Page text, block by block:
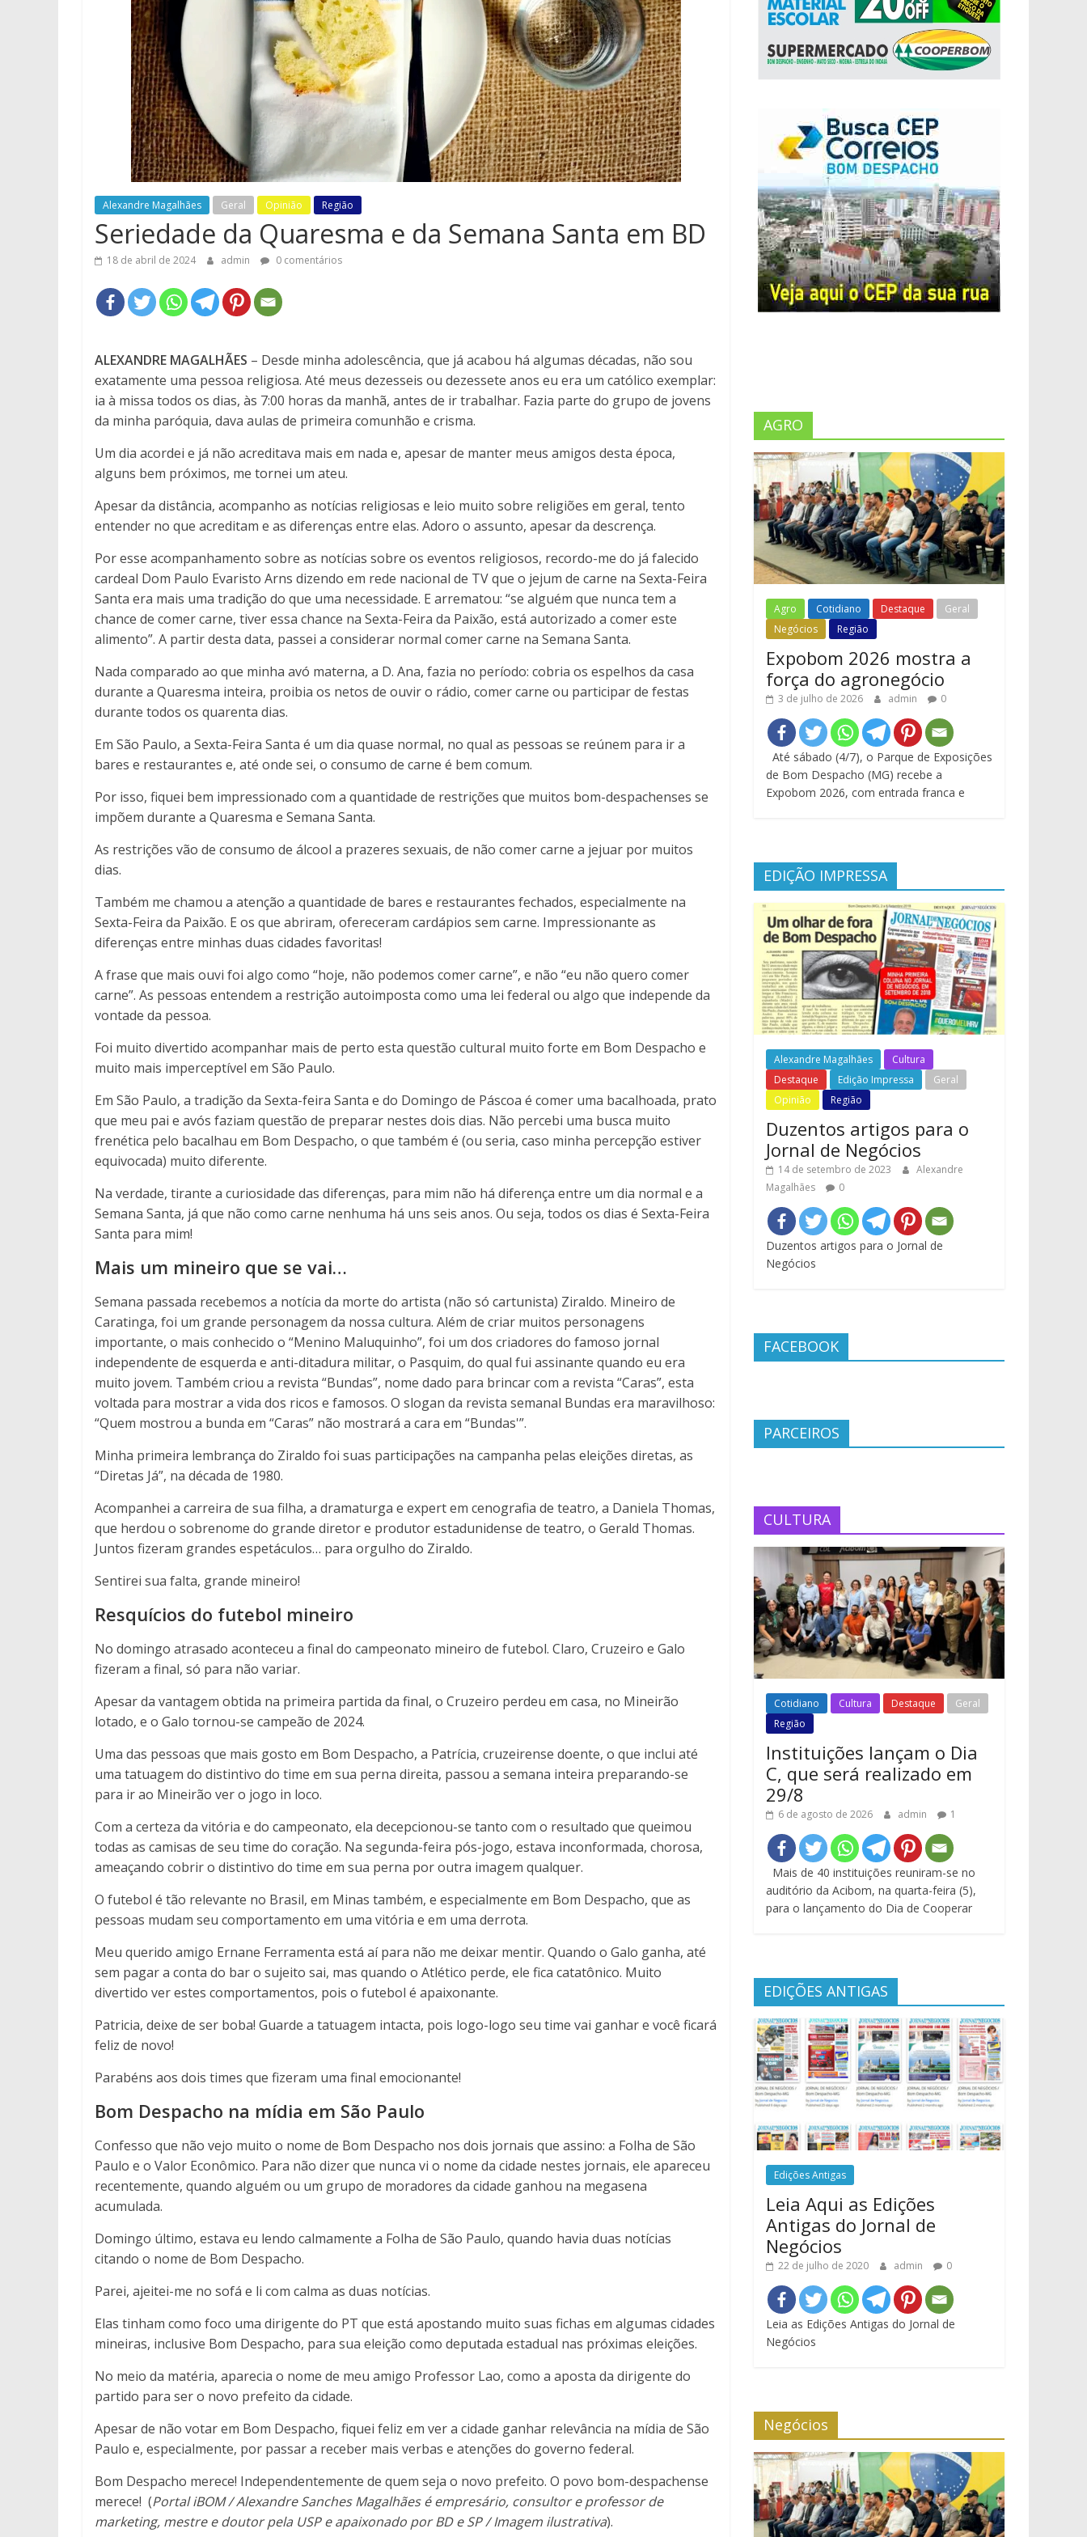
Alexandre Magalhães Geral Opinião Região
Seriedade da Quaresma e da Semana Santa em BD
18 de abril de 2024 admin 0 comentários
ALEXANDRE MAGALHÃES – Desde minha adolescência, que já acabou há algumas décadas, não sou
exatamente uma pessoa religiosa. Até meus dezesseis ou dezessete anos eu era um católico exemplar:
ia à missa todos os dias, às 7:00 horas da manhã, antes de ir trabalhar. Fazia parte do grupo de jovens
da minha paróquia, dava aulas de primeira comunhão e crisma.
Um dia acordei e já não acreditava mais em nada e, apesar de manter meus amigos desta época,
alguns bem próximos, me tornei um ateu.
Apesar da distância, acompanho as notícias religiosas e leio muito sobre religiões em geral, tento
entender no que acreditam e as diferenças entre elas. Adoro o assunto, apesar da descrença.
Por esse acompanhamento sobre as notícias sobre os eventos religiosos, recordo-me do já falecido
cardeal Dom Paulo Evaristo Arns dizendo em rede nacional de TV que o jejum de carne na Sexta-Feira
Santa era mais uma tradição do que uma necessidade. E arrematou: “se alguém que nunca tem a
chance de comer carne, tiver essa chance na Sexta-Feira da Paixão, está autorizado a comer este
alimento”. A partir desta data, passei a considerar normal comer carne na Semana Santa.
Nada comparado ao que minha avó materna, a D. Ana, fazia no período: cobria os espelhos da casa
durante a Quaresma inteira, proibia os netos de ouvir o rádio, comer carne ou participar de festas
durante todos os quarenta dias.
Em São Paulo, a Sexta-Feira Santa é um dia quase normal, no qual as pessoas se reúnem para ir a
bares e restaurantes e, até onde sei, o consumo de carne é bem comum.
Por isso, fiquei bem impressionado com a quantidade de restrições que muitos bom-despachenses se
impõem durante a Quaresma e Semana Santa.
As restrições vão de consumo de álcool a prazeres sexuais, de não comer carne a jejuar por muitos
dias.
Também me chamou a atenção a quantidade de bares e restaurantes fechados, especialmente na
Sexta-Feira da Paixão. E os que abriram, ofereceram cardápios sem carne. Impressionante as
diferenças entre minhas duas cidades favoritas!
A frase que mais ouvi foi algo como “hoje, não podemos comer carne”, e não “eu não quero comer
carne”. As pessoas entendem a restrição autoimposta como uma lei federal ou algo que independe da
vontade da pessoa.
Foi muito divertido acompanhar mais de perto esta questão cultural muito forte em Bom Despacho e
muito mais imperceptível em São Paulo.
Em São Paulo, a tradição da Sexta-feira Santa e do Domingo de Páscoa é comer uma bacalhoada, prato
que meu pai e avós faziam questão de preparar nestes dois dias. Não percebi uma busca muito
frenética pelo bacalhau em Bom Despacho, o que também é (ou seria, caso minha percepção estiver
equivocada) muito diferente.
Na verdade, tirante a curiosidade das diferenças, para mim não há diferença entre um dia normal e a
Semana Santa, já que não como carne nenhuma há uns seis anos. Ou seja, todos os dias é Sexta-Feira
Santa para mim!
Mais um mineiro que se vai…
Semana passada recebemos a notícia da morte do artista (não só cartunista) Ziraldo. Mineiro de
Caratinga, foi um grande personagem da nossa cultura. Além de criar muitos personagens
importante, o mais conhecido o “Menino Maluquinho”, foi um dos criadores do famoso jornal
independente de esquerda e anti-ditadura militar, o Pasquim, do qual fui assinante quando eu era
muito jovem. Também criou a revista “Bundas”, nome dado para brincar com a revista “Caras”, esta
voltada para mostrar a vida dos ricos e famosos. O slogan da revista semanal Bundas era maravilhoso:
“Quem mostrou a bunda em “Caras” não mostrará a cara em “Bundas'”.
Minha primeira lembrança do Ziraldo foi suas participações na campanha pelas eleições diretas, as
“Diretas Já”, na década de 1980.
Acompanhei a carreira de sua filha, a dramaturga e expert em cenografia de teatro, a Daniela Thomas,
que herdou o sobrenome do grande diretor e produtor estadunidense de teatro, o Gerald Thomas.
Juntos fizeram grandes espetáculos… para orgulho do Ziraldo.
Sentirei sua falta, grande mineiro!
Resquícios do futebol mineiro
No domingo atrasado aconteceu a final do campeonato mineiro de futebol. Claro, Cruzeiro e Galo
fizeram a final, só para não variar.
Apesar da vantagem obtida na primeira partida da final, o Cruzeiro perdeu em casa, no Mineirão
lotado, e o Galo tornou-se campeão de 2024.
Uma das pessoas que mais gosto em Bom Despacho, a Patrícia, cruzeirense doente, o que inclui até
uma tatuagem do distintivo do time em sua perna direita, passou a semana inteira preparando-se
para ir ao Mineirão ver o jogo in loco.
Com a certeza da vitória e do campeonato, ela decepcionou-se tanto com o resultado que queimou
todas as camisas de seu time do coração. Na segunda-feira pós-jogo, estava inconformada, chorosa,
ameaçando cobrir o distintivo do time em sua perna por outra imagem qualquer.
O futebol é tão relevante no Brasil, em Minas também, e especialmente em Bom Despacho, que as
pessoas mudam seu comportamento em uma vitória e em uma derrota.
Meu querido amigo Ernane Ferramenta está aí para não me deixar mentir. Quando o Galo ganha, até
sem pagar a conta do bar o sujeito sai, mas quando o Atlético perde, ele fica catatônico. Muito
divertido ver estes comportamentos, pois o futebol é apaixonante.
Patricia, deixe de ser boba! Guarde a tatuagem intacta, pois logo-logo seu time vai ganhar e você ficará
feliz de novo!
Parabéns aos dois times que fizeram uma final emocionante!
Bom Despacho na mídia em São Paulo
Confesso que não vejo muito o nome de Bom Despacho nos dois jornais que assino: a Folha de São
Paulo e o Valor Econômico. Para não dizer que nunca vi o nome da cidade nestes jornais, ele apareceu
recentemente, quando alguém ou um grupo de moradores da cidade ganhou na megasena
acumulada.
Domingo último, estava eu lendo calmamente a Folha de São Paulo, quando havia duas notícias
citando o nome de Bom Despacho.
Parei, ajeitei-me no sofá e li com calma as duas notícias.
Elas tinham como foco uma dirigente do PT que está apostando muito suas fichas em algumas cidades
mineiras, inclusive Bom Despacho, para sua eleição como deputada estadual nas próximas eleições.
No meio da matéria, aparecia o nome de meu amigo Professor Lao, como a aposta da dirigente do
partido para ser o novo prefeito da cidade.
Apesar de não votar em Bom Despacho, fiquei feliz em ver a cidade ganhar relevância na mídia de São
Paulo e, especialmente, por passar a receber mais verbas e atenções do governo federal.
Bom Despacho merece! Independentemente de quem seja o novo prefeito. O povo bom-despachense
merece! (Portal iBOM / Alexandre Sanches Magalhães é empresário, consultor e professor de
marketing, mestre e doutor pela USP e apaixonado por BD e SP / Imagem ilustrativa).
AGRO
Agro Cotidiano Destaque
Geral
Negócios
Região
Expobom 2026 mostra a
força do agronegócio
3 de julho de 2026 admin 0
Até sábado (4/7), o Parque de Exposições
de Bom Despacho (MG) recebe a
Expobom 2026, com entrada franca e
EDIÇÃO IMPRESSA
Alexandre Magalhães
Cultura
Destaque
Edição Impressa
Geral
Opinião
Região
Duzentos artigos para o
Jornal de Negócios
14 de setembro de 2023
Alexandre
Magalhães
0
Duzentos artigos para o Jornal de
Negócios
FACEBOOK
PARCEIROS
CULTURA
Cotidiano Cultura Destaque
Geral
Região
Instituições lançam o Dia
C, que será realizado em
29/8
6 de agosto de 2026 admin 1
Mais de 40 instituições reuniram-se no
auditório da Acibom, na quarta-feira (5),
para o lançamento do Dia de Cooperar
EDIÇÕES ANTIGAS
Edições Antigas
Leia Aqui as Edições
Antigas do Jornal de
Negócios
22 de julho de 2020 admin 0
Leia as Edições Antigas do Jornal de
Negócios
Negócios